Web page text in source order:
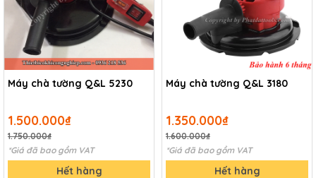
Máy chà tường Q&L 5230
1.500.000₫
1.750.000₫
*Giá đã bao gồm VAT
Hết hàng
Máy chà tường Q&L 3180
1.350.000₫
1.600.000₫
*Giá đã bao gồm VAT
Hết hàng